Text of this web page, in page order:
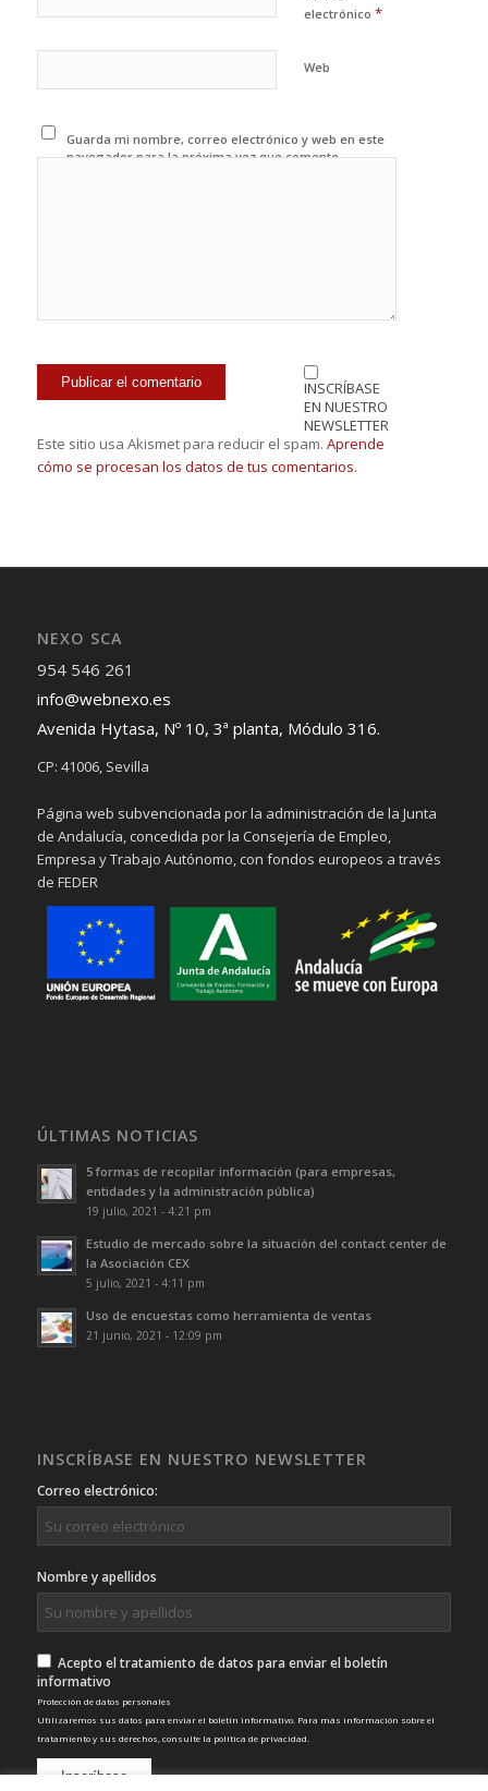
electrónico *
Web
Guarda mi nombre, correo electrónico y web en este
navegador para la próxima vez que comente.
INSCRÍBASE
EN NUESTRO
NEWSLETTER
Este sitio usa Akismet para reducir el spam. Aprende
cómo se procesan los datos de tus comentarios.
NEXO SCA
954 546 261
info@webnexo.es
Avenida Hytasa, Nº 10, 3ª planta, Módulo 316.
CP: 41006, Sevilla
Página web subvencionada por la administración de la Junta
de Andalucía, concedida por la Consejería de Empleo,
Empresa y Trabajo Autónomo, con fondos europeos a través
de FEDER
ÚLTIMAS NOTICIAS
5 formas de recopilar información (para empresas,
entidades y la administración pública)
19 julio, 2021 - 4:21 pm
Estudio de mercado sobre la situación del contact center de
la Asociación CEX
5 julio, 2021 - 4:11 pm
Uso de encuestas como herramienta de ventas
21 junio, 2021 - 12:09 pm
INSCRÍBASE EN NUESTRO NEWSLETTER
Correo electrónico:
Nombre y apellidos
Acepto el tratamiento de datos para enviar el boletín
informativo
Protección de datos personales
Utilizaremos sus datos para enviar el boletín informativo. Para más información sobre el
tratamiento y sus derechos, consulte la política de privacidad